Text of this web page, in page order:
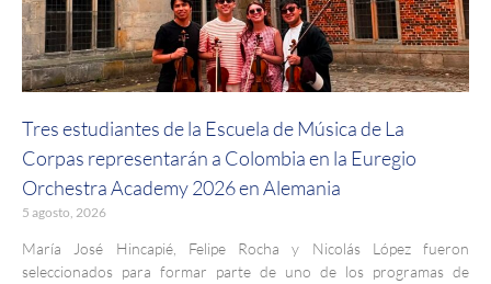
Tres estudiantes de la Escuela de Música de La
Corpas representarán a Colombia en la Euregio
Orchestra Academy 2026 en Alemania
5 agosto, 2026
María José Hincapié, Felipe Rocha y Nicolás López fueron
seleccionados para formar parte de uno de los programas de